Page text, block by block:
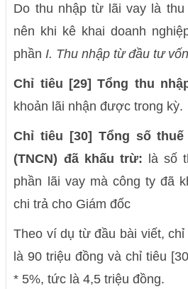
Do thu nhập từ lãi vay là
nên khi kê khai doanh
phần I. Thu nhập từ đầu tư vốn
Chỉ tiêu [29] Tổng thu
khoản lãi nhận được trong kỳ.
Chỉ tiêu [30] Tổng số
(TNCN) đã khấu trừ: là số
phần lãi vay mà công ty đã
chi trả cho Giám đốc
Theo ví dụ từ đầu bài viết,
là 90 triệu đồng và chỉ tiêu
* 5%, tức là 4,5 triệu đồng.